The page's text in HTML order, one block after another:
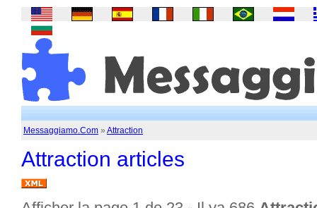
Messaggiamo.Com » Attraction
Attraction articles